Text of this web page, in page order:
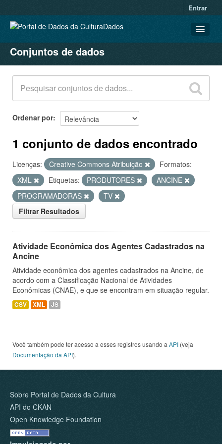
Entrar
CONJUNTOS DE DADOS
ORGANIZAÇÕES
GRUPOS
SOBRE
Conjuntos de dados
Ordenar por
1 conjunto de dados encontrado
Licenças: Creative Commons Atribuição
Formatos:
XML
Etiquetas: PRODUTORES
ANCINE
PROGRAMADORAS
TV
Filtrar Resultados
Atividade Econômica dos Agentes Cadastrados na
Ancine
Atividade econômica dos agentes cadastrados na Ancine, de
acordo com a Classificação Nacional de Atividades
Econômicas (CNAE), e que se encontram em situação regular.
CSV XML JS
Você também pode ter acesso a esses registros usando a API (veja
Documentação da API).
Sobre Portal de Dados da Cultura
API do CKAN
Open Knowledge Foundation